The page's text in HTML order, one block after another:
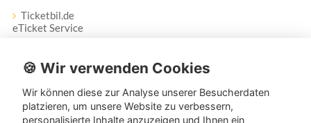
Ticketbil.de
eTicket Service
Vertrag widerrufen
Service
🍪 Wir verwenden Cookies
Wir können diese zur Analyse unserer Besucherdaten
platzieren, um unsere Website zu verbessern,
personalisierte Inhalte anzuzeigen und Ihnen ein